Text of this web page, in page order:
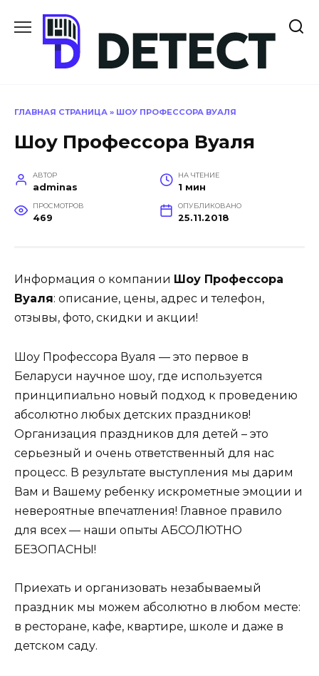
содержанию
ГЛАВНАЯ СТРАНИЦА » ШОУ ПРОФЕССОРА ВУАЛЯ
Шоу Профессора Вуаля
АВТОР
adminas
НА ЧТЕНИЕ
1 мин
ПРОСМОТРОВ
469
ОПУБЛИКОВАНО
25.11.2018
Информация о компании Шоу Профессора
Вуаля: описание, цены, адрес и телефон,
отзывы, фото, скидки и акции!
Шоу Профессора Вуаля — это первое в
Беларуси научное шоу, где используется
принципиально новый подход к проведению
абсолютно любых детских праздников!
Организация праздников для детей – это
серьезный и очень ответственный для нас
процесс. В результате выступления мы дарим
Вам и Вашему ребенку искрометные эмоции и
невероятные впечатления! Главное правило
для всех — наши опыты АБСОЛЮТНО
БЕЗОПАСНЫ!
Приехать и организовать незабываемый
праздник мы можем абсолютно в любом месте:
в ресторане, кафе, квартире, школе и даже в
детском саду.